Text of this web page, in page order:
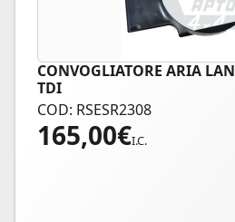
CONVOGLIATORE ARIA
TDI
COD: RSESR2308
165,00€I.C.